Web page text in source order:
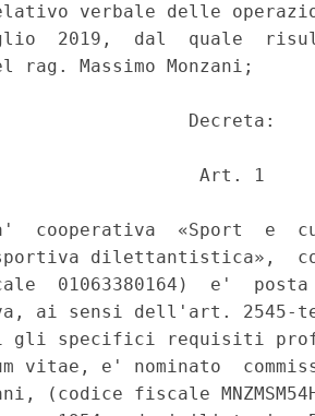
verbale delle
2019,  dal  quale
rag. Massimo Monzani;
Decreta:
Art. 1
cooperativa  «Sport  e
dilettantistica»,
01063380164)  e'
ai sensi dell'art.
gli specifici requisiti
vitae, e' nominato
(codice fiscale